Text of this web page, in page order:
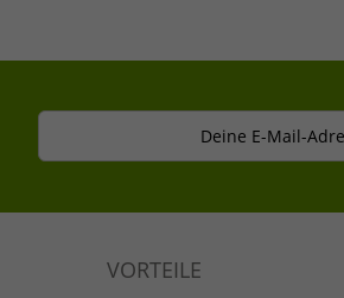
Deine E-Mail-
VORTEILE